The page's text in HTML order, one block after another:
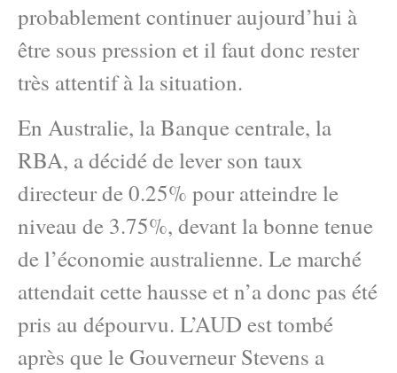
probablement continuer aujourd’hui à
être sous pression et il faut donc rester
très attentif à la situation.
En Australie, la Banque centrale, la
RBA, a décidé de lever son taux
directeur de 0.25% pour atteindre le
niveau de 3.75%, devant la bonne tenue
de l’économie australienne. Le marché
attendait cette hausse et n’a donc pas été
pris au dépourvu. L’AUD est tombé
après que le Gouverneur Stevens a